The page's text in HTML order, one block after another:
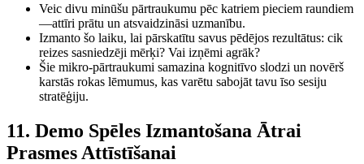
Veic divu minūšu pārtraukumu pēc katriem pieciem raundiem
—attīri prātu un atsvaidzināsi uzmanību.
Izmanto šo laiku, lai pārskatītu savus pēdējos rezultātus: cik
reizes sasniedzēji mērķi? Vai izņēmi agrāk?
Šie mikro‑pārtraukumi samazina kognitīvo slodzi un novērš
karstās rokas lēmumus, kas varētu sabojāt tavu īso sesiju
stratēģiju.
11. Demo Spēles Izmantošana Ātrai
Prasmes Attīstīšanai